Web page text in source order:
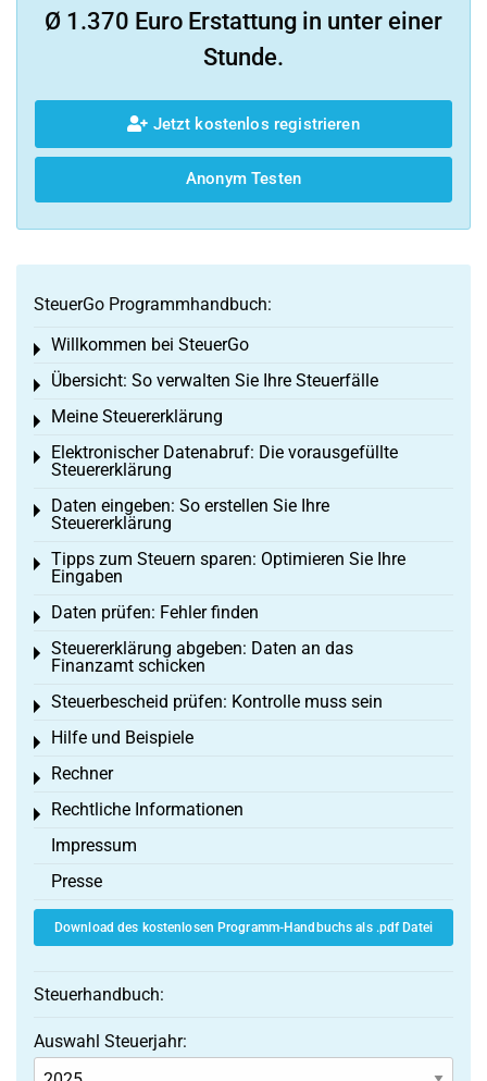
Ø 1.370 Euro Erstattung in unter einer
Stunde.
Jetzt kostenlos registrieren
Anonym Testen
SteuerGo Programmhandbuch:
Willkommen bei SteuerGo
Toggle menu
Übersicht: So verwalten Sie Ihre Steuerfälle
Toggle menu
Meine Steuererklärung
Toggle menu
Elektronischer Datenabruf: Die vorausgefüllte
Steuererklärung
Toggle menu
Daten eingeben: So erstellen Sie Ihre
Steuererklärung
Toggle menu
Tipps zum Steuern sparen: Optimieren Sie Ihre
Eingaben
Toggle menu
Daten prüfen: Fehler finden
Toggle menu
Steuererklärung abgeben: Daten an das
Finanzamt schicken
Toggle menu
Steuerbescheid prüfen: Kontrolle muss sein
Toggle menu
Hilfe und Beispiele
Toggle menu
Rechner
Toggle menu
Rechtliche Informationen
Toggle menu
Impressum
Presse
Download des kostenlosen Programm-Handbuchs als .pdf Datei
Steuerhandbuch:
Auswahl Steuerjahr: